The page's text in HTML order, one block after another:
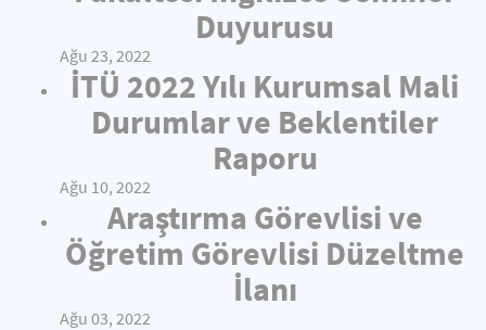
Duyurusu
Ağu 23, 2022
İTÜ 2022 Yılı Kurumsal Mali
Durumlar ve Beklentiler
Raporu
Ağu 10, 2022
Araştırma Görevlisi ve
Öğretim Görevlisi Düzeltme
İlanı
Ağu 03, 2022